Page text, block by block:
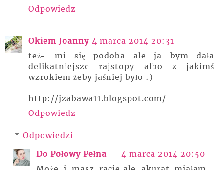
Odpowiedz
Okiem Joanny 4 marca 2014 20:31
też┐ mi się podoba ale ja bym dała
delikatniejsze rajstopy albo z jakimś
wzrokiem żeby jaśniej było :)
http://jzabawa11.blogspot.com/
Odpowiedz
Odpowiedzi
Do Połowy Pełna
4 marca 2014 20:50